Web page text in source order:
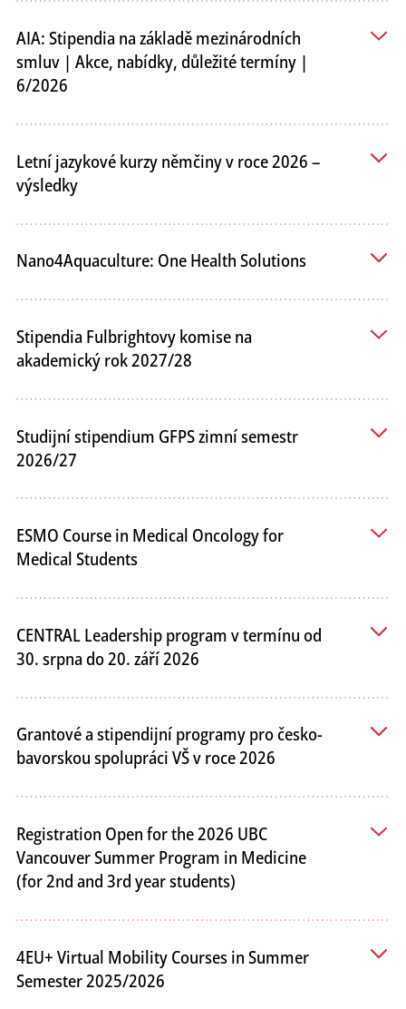
AIA: Stipendia na základě mezinárodních
smluv | Akce, nabídky, důležité termíny |
6/2026
Letní jazykové kurzy němčiny v roce 2026 –
výsledky
Nano4Aquaculture: One Health Solutions
Stipendia Fulbrightovy komise na
akademický rok 2027/28
Studijní stipendium GFPS zimní semestr
2026/27
ESMO Course in Medical Oncology for
Medical Students
CENTRAL Leadership program v termínu od
30. srpna do 20. září 2026
Grantové a stipendijní programy pro česko-
bavorskou spolupráci VŠ v roce 2026
Registration Open for the 2026 UBC
Vancouver Summer Program in Medicine
(for 2nd and 3rd year students)
4EU+ Virtual Mobility Courses in Summer
Semester 2025/2026